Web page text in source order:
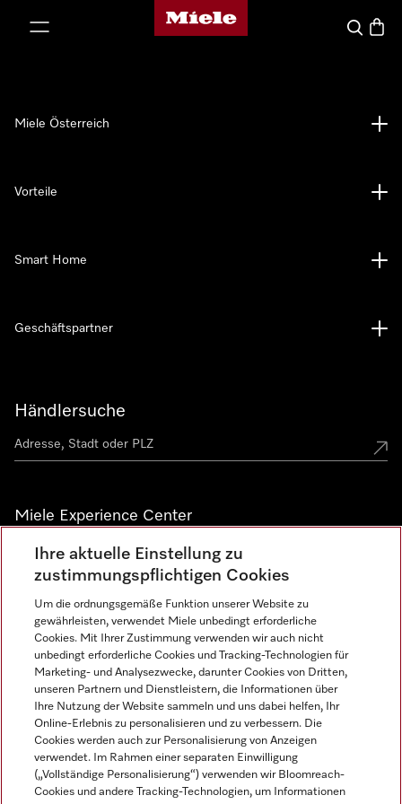
Miele-Homepage
Suche
Händlersuche
Miele Experience Center
Alle Miele Experience Center anzeigen
Newsletter
Miele Österreich
Vorteile
Smart Home
Geschäftspartner
Miele auf Instagram
Miele auf Facebook
Miele auf Youtube
Ihre aktuelle Einstellung zu
zustimmungspflichtigen Cookies
Um die ordnungsgemäße Funktion unserer Website zu
gewährleisten, verwendet Miele unbedingt erforderliche
Cookies. Mit Ihrer Zustimmung verwenden wir auch nicht
unbedingt erforderliche Cookies und Tracking-Technologien für
Marketing- und Analysezwecke, darunter Cookies von Dritten,
unseren Partnern und Dienstleistern, die Informationen über
Ihre Nutzung der Website sammeln und uns dabei helfen, Ihr
Online-Erlebnis zu personalisieren und zu verbessern. Die
Cookies werden auch zur Personalisierung von Anzeigen
verwendet. Im Rahmen einer separaten Einwilligung
(„Vollständige Personalisierung“) verwenden wir Bloomreach-
Cookies und andere Tracking-Technologien, um Informationen